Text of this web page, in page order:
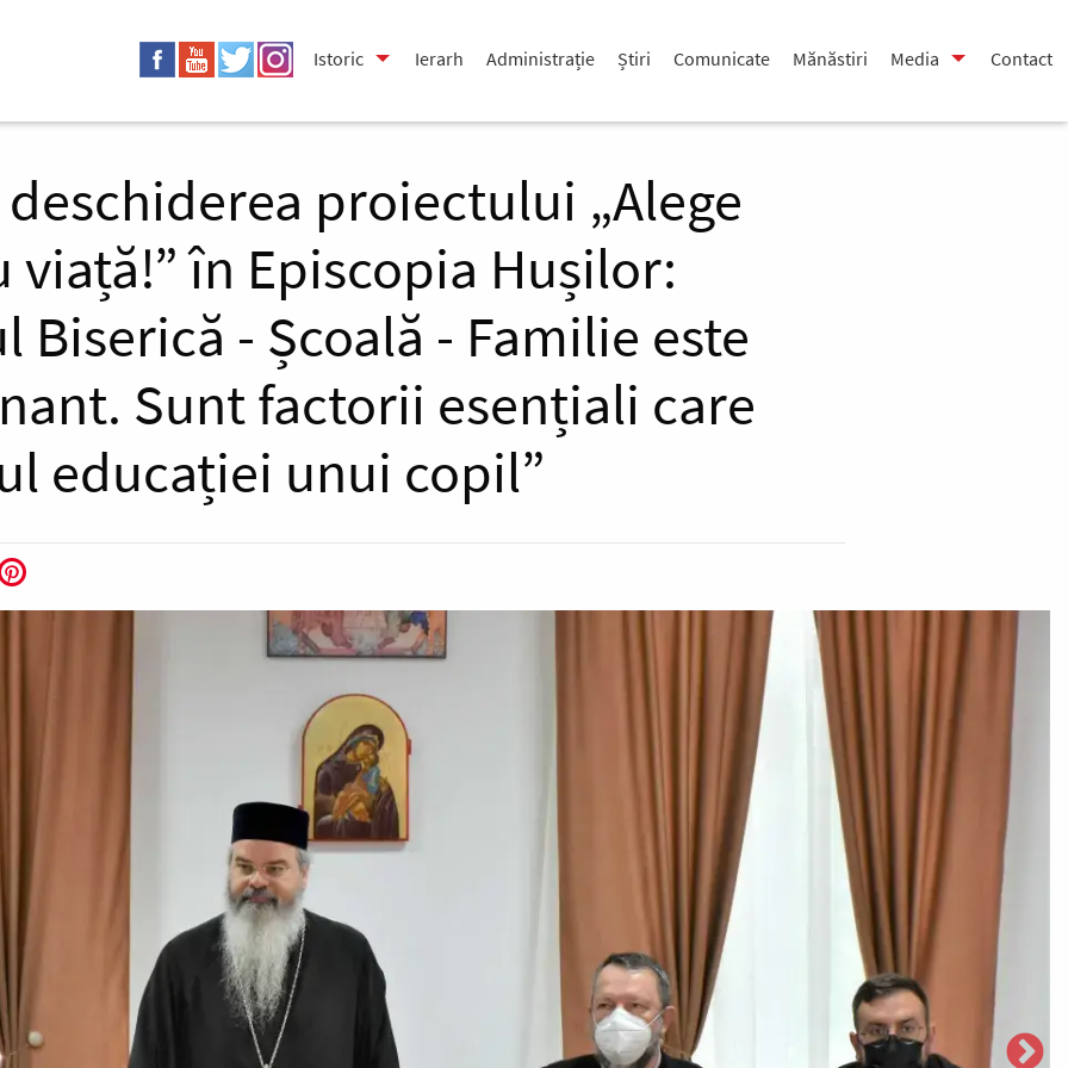
Istoric Ierarh Administrație Știri Comunicate Mănăstiri Media Contact
proiectului „Alege
viață!” în Episcopia Hușilor:
Biserică - Școală - Familie este
Sunt factorii esențiali care
educației unui copil”